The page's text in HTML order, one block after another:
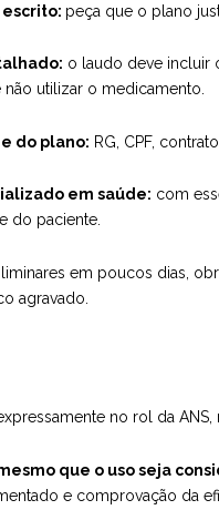
peça que o plano
o laudo deve incluir
utilizar o medicamento.
do plano: RG, CPF,
em saúde: com
do paciente.
em poucos dias,
agravado.
no rol da ANS,
que o uso seja
e comprovação da